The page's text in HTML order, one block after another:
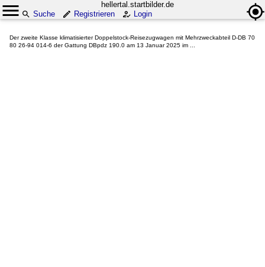
hellertal.startbilder.de
Suche
Registrieren Login
Der zweite Klasse klimatisierter Doppelstock-Reisezugwagen mit Mehrzweckabteil D-DB 70
80 26-94 014-6 der Gattung DBpdz 190.0 am 13 Januar 2025 im ...